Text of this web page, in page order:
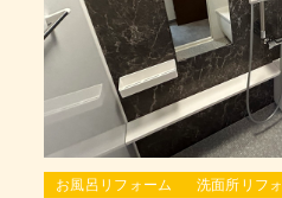
お風呂リフォーム 洗面所リフ